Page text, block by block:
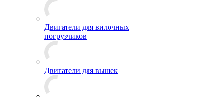
Двигатели для вилочных
погрузчиков
Двигатели для вышек